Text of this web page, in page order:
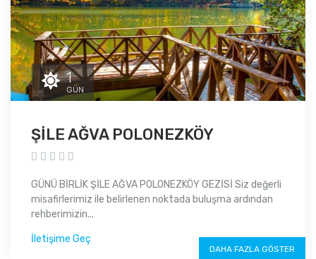
1
GÜN
ŞİLE AĞVA POLONEZKÖY
GÜNÜ BİRLİK ŞİLE AĞVA POLONEZKÖY GEZİSİ Siz değerli
misafirlerimiz ile belirlenen noktada buluşma ardından
rehberimizin...
İletişime Geç
DAHA FAZLA GÖSTER